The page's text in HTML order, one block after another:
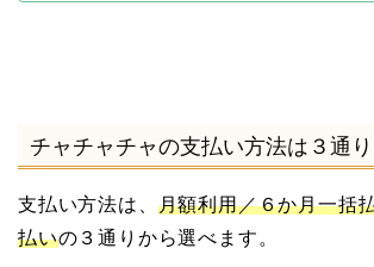
チャチャチャの支払い方法は３通り
支払い方法は、 月額利用／６か月一括
払いの３通りから選べます。